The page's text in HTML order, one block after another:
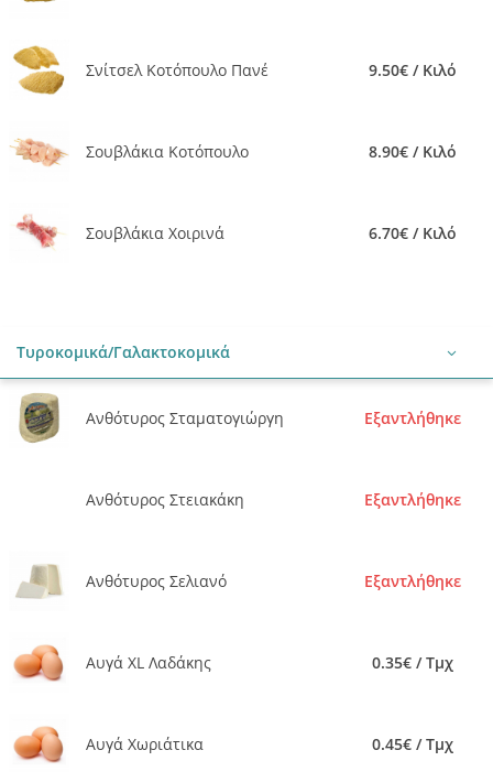
Σνίτσελ Κοτόπουλο Πανέ 9.50€ / Κιλό
Σουβλάκια Κοτόπουλο 8.90€ / Κιλό
Σουβλάκια Χοιρινά 6.70€ / Κιλό
Τυροκομικά/Γαλακτοκομικά
Ανθότυρος Σταματογιώργη Εξαντλήθηκε
Ανθότυρος Στειακάκη Εξαντλήθηκε
Ανθότυρος Σελιανό Εξαντλήθηκε
Αυγά XL Λαδάκης 0.35€ / Τμχ
Αυγά Χωριάτικα 0.45€ / Τμχ